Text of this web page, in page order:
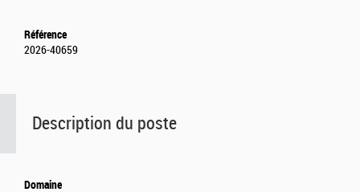
Description du poste
Domaine
Référence
2026-40659